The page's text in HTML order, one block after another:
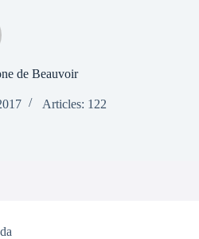
de Beauvoir
Articles: 122